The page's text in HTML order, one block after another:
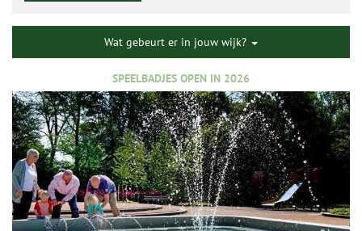
Wat gebeurt er in jouw wijk?
SPEELBADJES OPEN IN 2026